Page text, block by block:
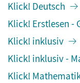
Klick! Deutsch
Klick! Erstlesen -
Klick! inklusiv
Klick! inklusiv -
Klick!